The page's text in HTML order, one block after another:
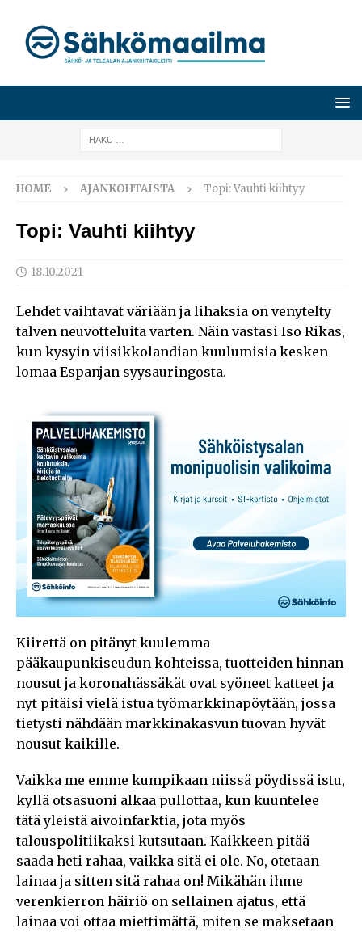
HOME AJANKOHTAISTA Topi: Vauhti kiihtyy
Topi: Vauhti kiihtyy
18.10.2021
Lehdet vaihtavat väriään ja lihaksia on venytelty
talven neuvotteluita varten. Näin vastasi Iso Rikas,
kun kysyin viisikkolandian kuulumisia kesken
lomaa Espanjan syysauringosta.
Kiirettä on pitänyt kuulemma
pääkaupunkiseudun kohteissa, tuotteiden hinnan
nousut ja koronahässäkät ovat syöneet katteet ja
nyt pitäisi vielä istua työmarkkinapöytään, jossa
tietysti nähdään markkinakasvun tuovan hyvät
nousut kaikille.
Vaikka me emme kumpikaan niissä pöydissä istu,
kyllä otsasuoni alkaa pullottaa, kun kuuntelee
tätä yleistä aivoinfarktia, jota myös
talouspolitiikaksi kutsutaan. Kaikkeen pitää
saada heti rahaa, vaikka sitä ei ole. No, otetaan
lainaa ja sitten sitä rahaa on! Mikähän ihme
verenkierron häiriö on sellainen ajatus, että
lainaa voi ottaa miettimättä, miten se maksetaan